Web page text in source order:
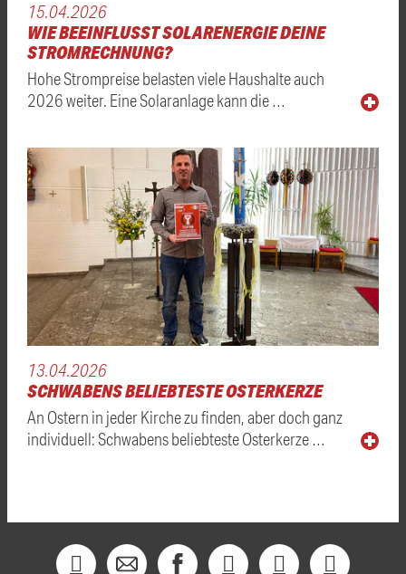
15.04.2026
WIE BEEINFLUSST SOLARENERGIE DEINE
STROMRECHNUNG?
Hohe Strompreise belasten viele Haushalte auch
2026 weiter. Eine Solaranlage kann die …
13.04.2026
SCHWABENS BELIEBTESTE OSTERKERZE
An Ostern in jeder Kirche zu finden, aber doch ganz
individuell: Schwabens beliebteste Osterkerze …